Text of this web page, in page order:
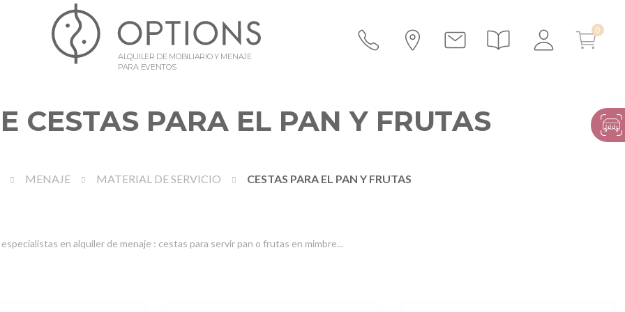
ALQUILER DE MOBILIARIO Y MENAJE
PARA EVENTOS
CESTAS PARA EL PAN Y FRUTAS
MENAJE MATERIAL DE SERVICIO CESTAS PARA EL PAN Y FRUTAS
en alquiler de menaje : cestas para servir pan o frutas en mimbre...